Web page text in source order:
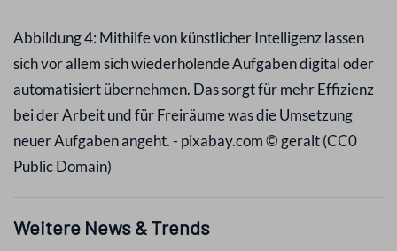
Abbildung 4: Mithilfe von künstlicher Intelligenz lassen
sich vor allem sich wiederholende Aufgaben digital oder
automatisiert übernehmen. Das sorgt für mehr Effizienz
bei der Arbeit und für Freiräume was die Umsetzung
neuer Aufgaben angeht. - pixabay.com © geralt (CC0
Public Domain)
Weitere News & Trends